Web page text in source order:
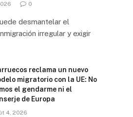
0
desmantelar el
irregular y exigir
reclama un nuevo
migratorio con la UE: No
el gendarme ni el
de Europa
4, 2026